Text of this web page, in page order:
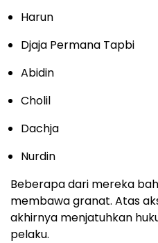
Harun
Djaja Permana Tapbi
Abidin
Cholil
Dachja
Nurdin
Beberapa dari mereka
membawa granat. Atas
akhirnya menjatuhkan
pelaku.